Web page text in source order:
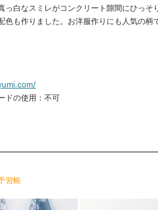
っ白なスミレがコンクリート隙間にひっ
色も作りました。お洋服作りにも人気の柄
ドの使用：不可
習帳